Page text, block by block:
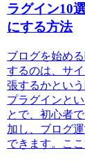
ラグイン10
にする方法
ブログを始め
するのは、サ
張するかという
プラグインと
とで、初心者
加し、ブログ
できます。こ